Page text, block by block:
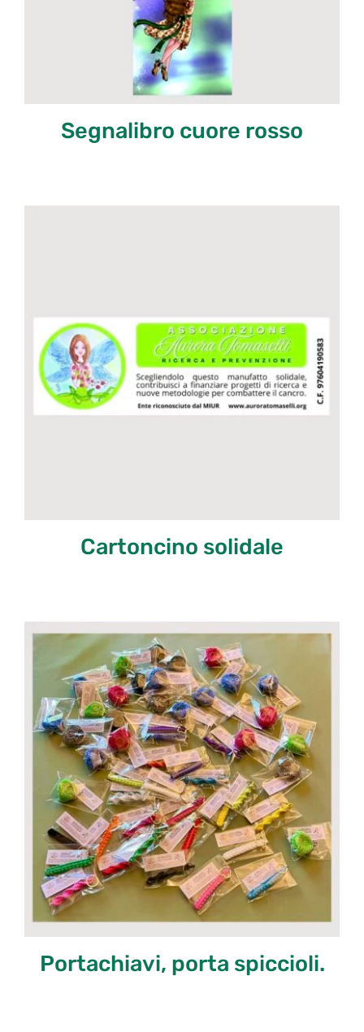
Segnalibro cuore rosso
Cartoncino solidale
Portachiavi, porta spiccioli.